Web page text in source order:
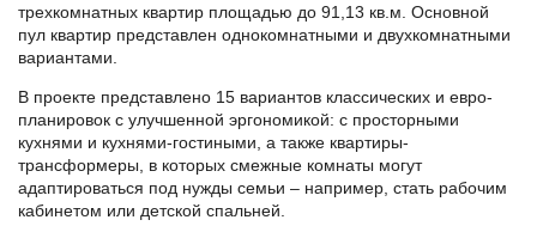
трехкомнатных квартир площадью до 91,13 кв.м. Основной
пул квартир представлен однокомнатными и двухкомнатными
вариантами.
В проекте представлено 15 вариантов классических и евро-
планировок с улучшенной эргономикой: с просторными
кухнями и кухнями-гостиными, а также квартиры-
трансформеры, в которых смежные комнаты могут
адаптироваться под нужды семьи – например, стать рабочим
кабинетом или детской спальней.